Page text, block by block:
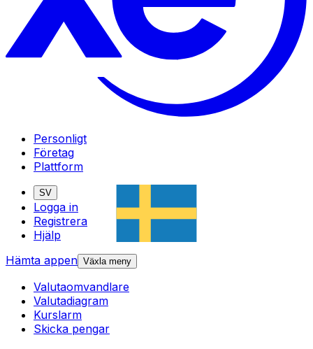
Personligt
Företag
Plattform
SV
Logga in
Registrera
Hjälp
Hämta appen Växla meny
Valutaomvandlare
Valutadiagram
Kurslarm
Skicka pengar